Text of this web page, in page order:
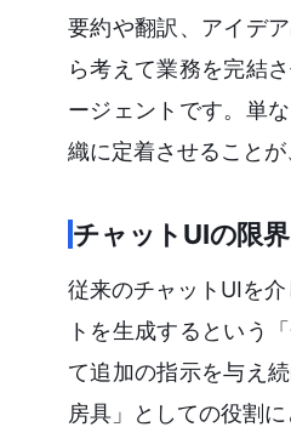
要約や翻訳、アイデ
ら考えて業務を完結
ージェントです。単
織に定着させること
チャットUIの限
従来のチャットUIを
トを生成するという
て追加の指示を与え
房具」としての役割に